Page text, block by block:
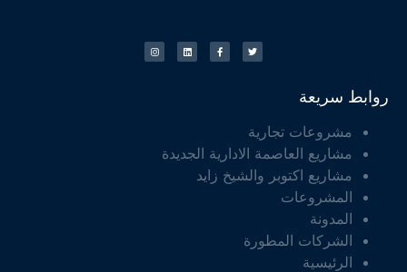
روابط سريعة
مشروعات تجارية
مشاريع العاصمة الادارية الجديدة
مشاريع اكتوبر والشيخ زايد
المشروعات
المدونة
الشركات المطورة
الرئيسية